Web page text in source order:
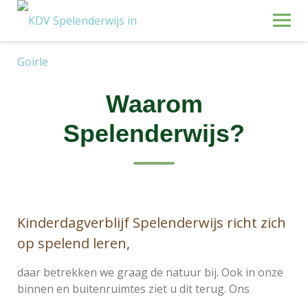
Skip
content
Waarom
Spelenderwijs?
Kinderdagverblijf Spelenderwijs richt zich
op spelend leren,
daar betrekken we graag de natuur bij. Ook in onze
binnen en buitenruimtes ziet u dit terug. Ons